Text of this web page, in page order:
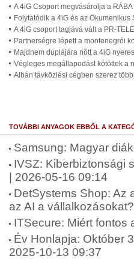
A 4iG Csoport megvásárolja a
Folytatódik a 4iG és az
A 4iG csoport tagjává vált a PR-
Partnerségre lépett a montenegrói
Majdnem duplájára nőtt a 4iG
Végleges megállapodást kötöttek a
Albán távközlési cégben szerez
TOVÁBBI ANYAGOK EBBŐL A
Samsung: Magyar
IVSZ: Kiberbiztonsági
| 2026-05-16 09:14
DetSystems Shop: Az
az AI a
ITSecure: Miért fontos
Év Honlapja: Október
2025-10-13 09:37